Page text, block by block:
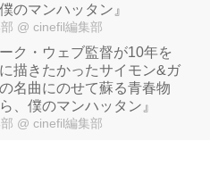
のマンハッタン』
@ cinefil編集部
ク・ウェブ監督が10年を
描きたかったサイモン&ガ
名曲にのせて蘇る青春物
、僕のマンハッタン』
@ cinefil編集部